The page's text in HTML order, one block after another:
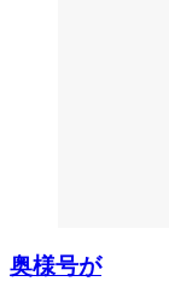
奥様号が